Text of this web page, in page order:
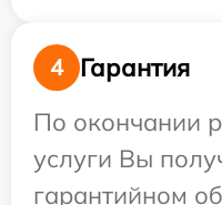
4
Гарантия
По окончании
услуги Вы
гарантийном